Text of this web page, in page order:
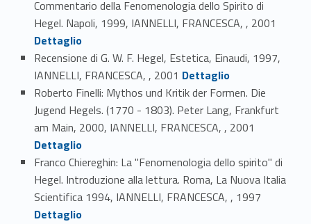
Commentario della Fenomenologia dello Spirito di
Hegel. Napoli, 1999, IANNELLI, FRANCESCA, , 2001
Dettaglio
Recensione di G. W. F. Hegel, Estetica, Einaudi, 1997,
IANNELLI, FRANCESCA, , 2001 Link identifier #identifier_person_82978-56
Dettaglio
Roberto Finelli: Mythos und Kritik der Formen. Die
Jugend Hegels. (1770 - 1803). Peter Lang, Frankfurt
am Main, 2000, IANNELLI, FRANCESCA, , 2001
Dettaglio
Franco Chiereghin: La "Fenomenologia dello spirito" di
Hegel. Introduzione alla lettura. Roma, La Nuova Italia
Scientifica 1994, IANNELLI, FRANCESCA, , 1997
Dettaglio